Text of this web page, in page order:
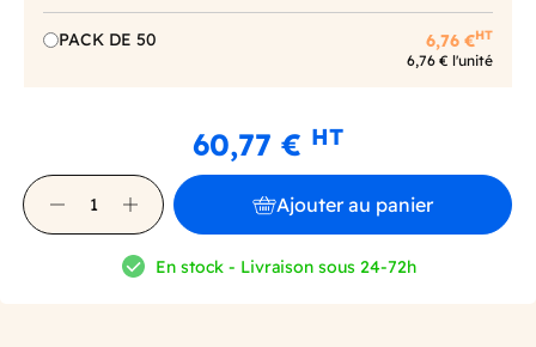
PACK DE 50 6,76 €HT
6,76 € l'unité
60,77 € HT
Ajouter au panier
En stock - Livraison sous 24-72h